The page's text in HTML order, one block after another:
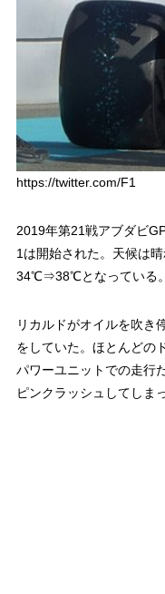
https://twitter.com/F1
2019年第21戦アブダビ
1は開始された。天候は
34℃⇒38℃となっている。
リカルドがオイルを吹き
をしていた。ほとんどの
パワーユニットでの走行
ピンクラッシュしてしま